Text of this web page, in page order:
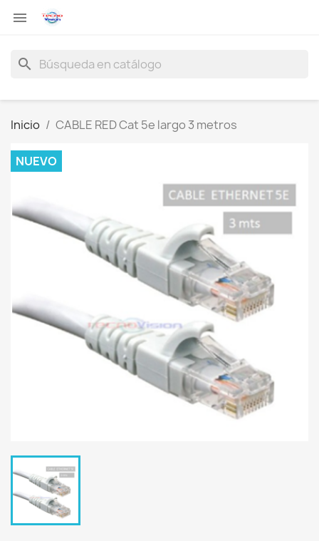

search
Inicio CABLE RED Cat 5e largo 3 metros
NUEVO